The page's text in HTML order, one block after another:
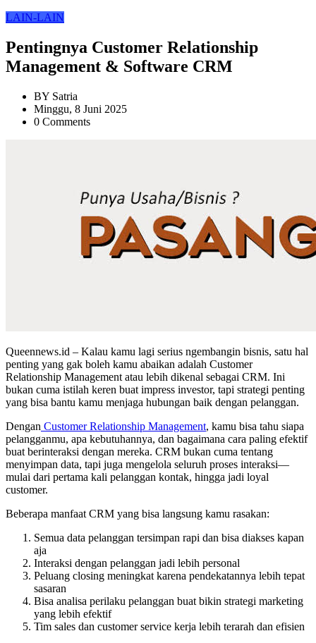
LAIN-LAIN
Pentingnya Customer Relationship
Management & Software CRM
BY Satria
Minggu, 8 Juni 2025
0 Comments
Queennews.id – Kalau kamu lagi serius ngembangin bisnis, satu hal
penting yang gak boleh kamu abaikan adalah Customer
Relationship Management atau lebih dikenal sebagai CRM. Ini
bukan cuma istilah keren buat impress investor, tapi strategi penting
yang bisa bantu kamu menjaga hubungan baik dengan pelanggan.
Dengan Customer Relationship Management, kamu bisa tahu siapa
pelangganmu, apa kebutuhannya, dan bagaimana cara paling efektif
buat berinteraksi dengan mereka. CRM bukan cuma tentang
menyimpan data, tapi juga mengelola seluruh proses interaksi—
mulai dari pertama kali pelanggan kontak, hingga jadi loyal
customer.
Beberapa manfaat CRM yang bisa langsung kamu rasakan:
Semua data pelanggan tersimpan rapi dan bisa diakses kapan
aja
Interaksi dengan pelanggan jadi lebih personal
Peluang closing meningkat karena pendekatannya lebih tepat
sasaran
Bisa analisa perilaku pelanggan buat bikin strategi marketing
yang lebih efektif
Tim sales dan customer service kerja lebih terarah dan efisien